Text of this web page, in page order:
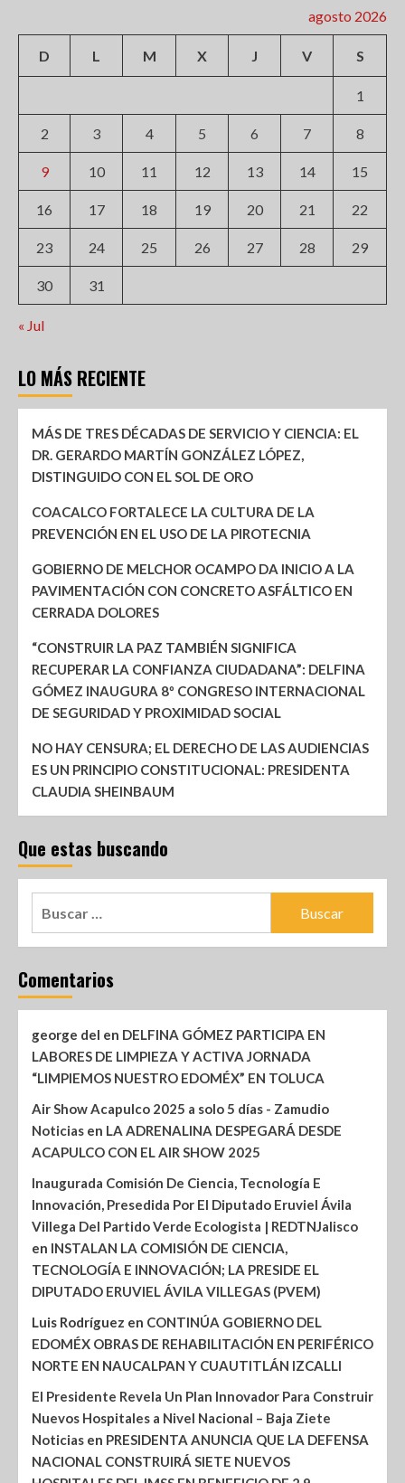
agosto 2026
D L M X J V S
1
2 3 4 5 6 7 8
9 10 11 12 13 14 15
16 17 18 19 20 21 22
23 24 25 26 27 28 29
30 31
« Jul
LO MÁS RECIENTE
MÁS DE TRES DÉCADAS DE SERVICIO Y CIENCIA: EL
DR. GERARDO MARTÍN GONZÁLEZ LÓPEZ,
DISTINGUIDO CON EL SOL DE ORO
COACALCO FORTALECE LA CULTURA DE LA
PREVENCIÓN EN EL USO DE LA PIROTECNIA
GOBIERNO DE MELCHOR OCAMPO DA INICIO A LA
PAVIMENTACIÓN CON CONCRETO ASFÁLTICO EN
CERRADA DOLORES
“CONSTRUIR LA PAZ TAMBIÉN SIGNIFICA
RECUPERAR LA CONFIANZA CIUDADANA”: DELFINA
GÓMEZ INAUGURA 8º CONGRESO INTERNACIONAL
DE SEGURIDAD Y PROXIMIDAD SOCIAL
NO HAY CENSURA; EL DERECHO DE LAS AUDIENCIAS
ES UN PRINCIPIO CONSTITUCIONAL: PRESIDENTA
CLAUDIA SHEINBAUM
Que estas buscando
Comentarios
george del en DELFINA GÓMEZ PARTICIPA EN
LABORES DE LIMPIEZA Y ACTIVA JORNADA
“LIMPIEMOS NUESTRO EDOMÉX” EN TOLUCA
Air Show Acapulco 2025 a solo 5 días - Zamudio
Noticias en LA ADRENALINA DESPEGARÁ DESDE
ACAPULCO CON EL AIR SHOW 2025
Inaugurada Comisión De Ciencia, Tecnología E
Innovación, Presedida Por El Diputado Eruviel Ávila
Villega Del Partido Verde Ecologista | REDTNJalisco
en INSTALAN LA COMISIÓN DE CIENCIA,
TECNOLOGÍA E INNOVACIÓN; LA PRESIDE EL
DIPUTADO ERUVIEL ÁVILA VILLEGAS (PVEM)
Luis Rodríguez en CONTINÚA GOBIERNO DEL
EDOMÉX OBRAS DE REHABILITACIÓN EN PERIFÉRICO
NORTE EN NAUCALPAN Y CUAUTITLÁN IZCALLI
El Presidente Revela Un Plan Innovador Para Construir
Nuevos Hospitales a Nivel Nacional – Baja Ziete
Noticias en PRESIDENTA ANUNCIA QUE LA DEFENSA
NACIONAL CONSTRUIRÁ SIETE NUEVOS